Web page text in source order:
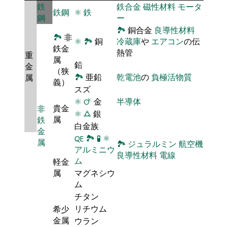
重
金
属
鉄
鋼
鉄鋼 ⚛ 鉄 鉄合金 磁性材料 モータ
ー
非
鉄
金
属
🏞 非
鉄金
属
（狭
義）
⚛ 🏞 銅
🏞 銅合金 良導性材料
冷蔵庫や エアコンの伝
熱管
鉛
🏞 亜鉛 乾電池の 負極活物質
スズ
貴金
属
⚛ 🜚 金
半導体
⚛ 🜛 銀
白金族
軽金
属
🜀 🏞 🧪 ⚛
アルミニウ
ム
🏞 ジュラルミン 航空機
良導性材料 電線
マグネシウ
ム
チタン
希少
金属
リチウム
ウラン